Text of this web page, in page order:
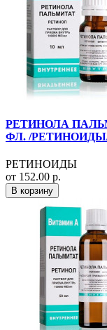
РЕТИНОЛА
ФЛ. /
РЕТИНОИДЫ
от 152.00 р.
В корзину